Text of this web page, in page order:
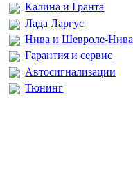
Калина и Гранта
Лада Ларгус
Нива и Шевроле-Нива
Гарантия и сервис
Автосигнализации
Тюнинг